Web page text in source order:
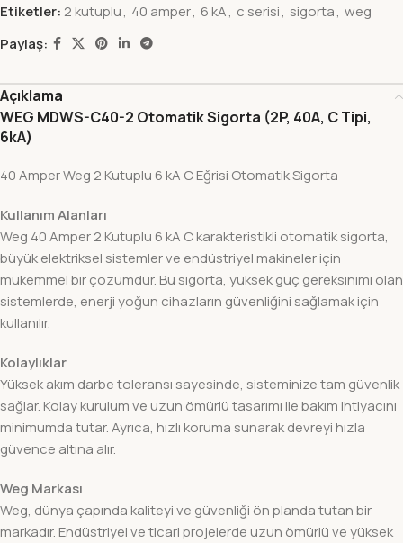
Etiketler: 2 kutuplu, 40 amper, 6 kA, c serisi, sigorta, weg
Paylaş:
Açıklama
WEG MDWS-C40-2 Otomatik Sigorta (2P, 40A, C Tipi,
6kA)
40 Amper Weg 2 Kutuplu 6 kA C Eğrisi Otomatik Sigorta
Kullanım Alanları
Weg 40 Amper 2 Kutuplu 6 kA C karakteristikli otomatik sigorta,
büyük elektriksel sistemler ve endüstriyel makineler için
mükemmel bir çözümdür. Bu sigorta, yüksek güç gereksinimi olan
sistemlerde, enerji yoğun cihazların güvenliğini sağlamak için
kullanılır.
Kolaylıklar
Yüksek akım darbe toleransı sayesinde, sisteminize tam güvenlik
sağlar. Kolay kurulum ve uzun ömürlü tasarımı ile bakım ihtiyacını
minimumda tutar. Ayrıca, hızlı koruma sunarak devreyi hızla
güvence altına alır.
Weg Markası
Weg, dünya çapında kaliteyi ve güvenliği ön planda tutan bir
markadır. Endüstriyel ve ticari projelerde uzun ömürlü ve yüksek